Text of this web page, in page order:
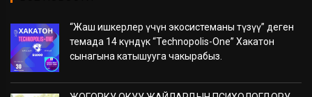
“Жаш ишкерлер үчүн экосистеманы түзүү” деген
темада 14 күндүк “Technopolis-One” Хакатон
сынагына катышууга чакырабыз.